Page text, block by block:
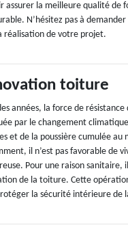
assurer la meilleure qualité de
N’hésitez pas à
réalisation de votre projet.
toiture
années, la force de
par le changement
et de la poussière cumulée
il n’est pas favorable de
Pour une raison sanitaire,
de la toiture. Cette
la sécurité intérieure de